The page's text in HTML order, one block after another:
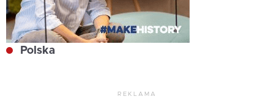
Polska
REKLAMA